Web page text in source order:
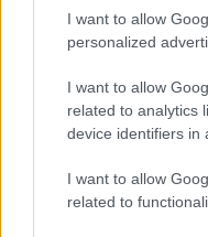
I want to allow
personalized
I want to allow
related to analytics
device identifiers in
I want to allow
related to
Sanità sarda e
comunità, industria